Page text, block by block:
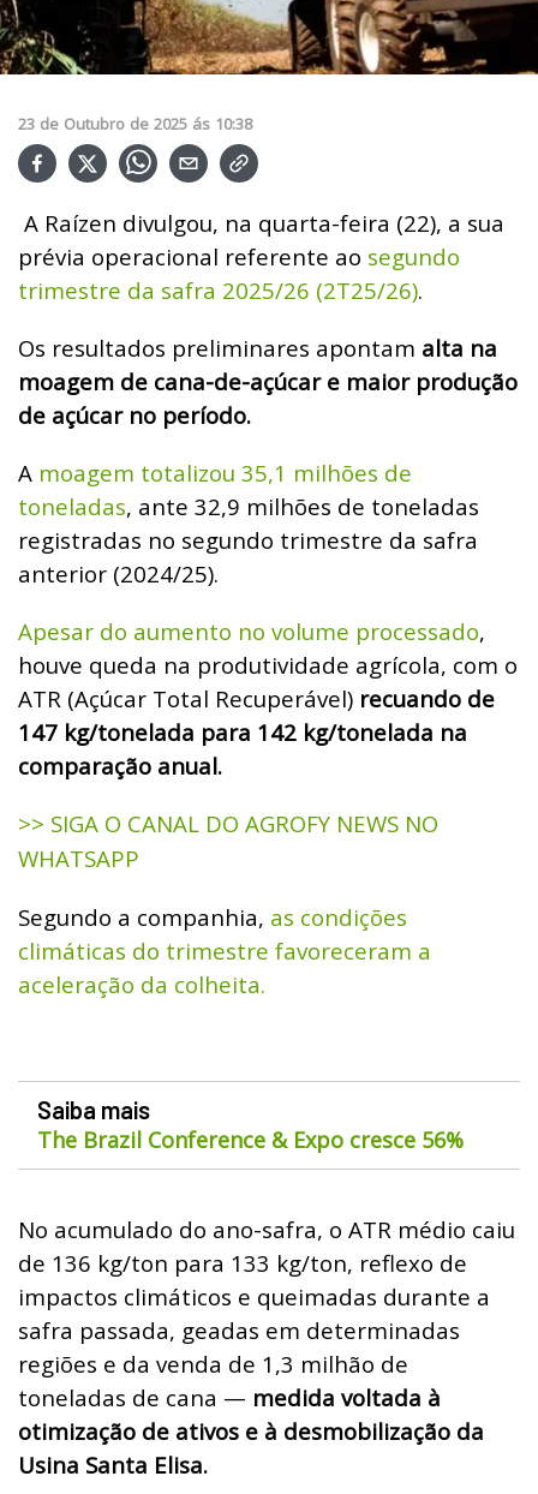
23 de Outubro de 2025 ás 10:38
A Raízen divulgou, na quarta-feira (22), a sua
prévia operacional referente ao segundo
trimestre da safra 2025/26 (2T25/26).
Os resultados preliminares apontam alta na
moagem de cana-de-açúcar e maior produção
de açúcar no período.
A moagem totalizou 35,1 milhões de
toneladas, ante 32,9 milhões de toneladas
registradas no segundo trimestre da safra
anterior (2024/25).
Apesar do aumento no volume processado,
houve queda na produtividade agrícola, com o
ATR (Açúcar Total Recuperável) recuando de
147 kg/tonelada para 142 kg/tonelada na
comparação anual.
>> SIGA O CANAL DO AGROFY NEWS NO
WHATSAPP
Segundo a companhia, as condições
climáticas do trimestre favoreceram a
aceleração da colheita.
Saiba mais
The Brazil Conference & Expo cresce 56%
No acumulado do ano-safra, o ATR médio caiu
de 136 kg/ton para 133 kg/ton, reflexo de
impactos climáticos e queimadas durante a
safra passada, geadas em determinadas
regiões e da venda de 1,3 milhão de
toneladas de cana — medida voltada à
otimização de ativos e à desmobilização da
Usina Santa Elisa.